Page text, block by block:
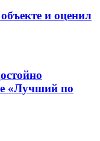
и оценил
«Лучший по